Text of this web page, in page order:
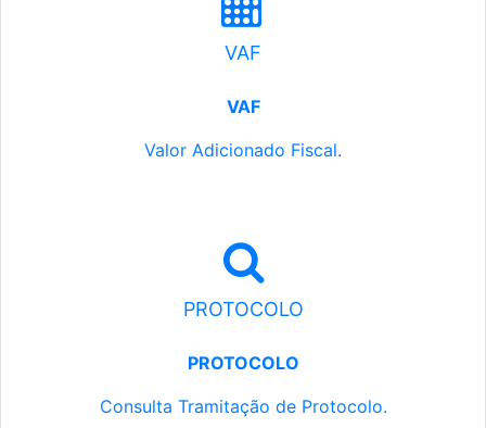
VAF
VAF
Valor Adicionado Fiscal.
PROTOCOLO
PROTOCOLO
Consulta Tramitação de Protocolo.